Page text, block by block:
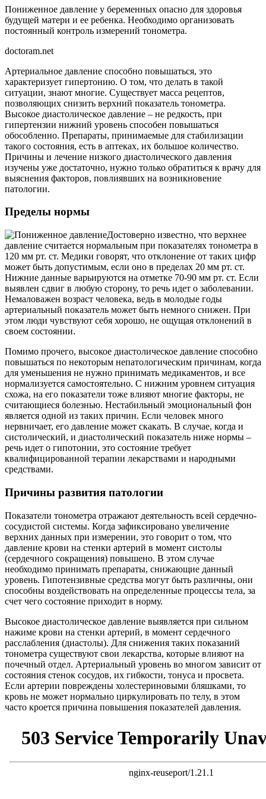
Пониженное давление у беременных опасно для здоровья
будущей матери и ее ребенка. Необходимо организовать
постоянный контроль измерений тонометра.
doctoram.net
Артериальное давление способно повышаться, это
характеризует гипертонию. О том, что делать в такой
ситуации, знают многие. Существует масса рецептов,
позволяющих снизить верхний показатель тонометра.
Высокое диастолическое давление – не редкость, при
гипертензии нижний уровень способен повышаться
обособленно. Препараты, принимаемые для стабилизации
такого состояния, есть в аптеках, их большое количество.
Причины и лечение низкого диастолического давления
изучены уже достаточно, нужно только обратиться к врачу для
выяснения факторов, повлиявших на возникновение
патологии.
Пределы нормы
Достоверно известно, что верхнее
давление считается нормальным при показателях тонометра в
120 мм рт. ст. Медики говорят, что отклонение от таких цифр
может быть допустимым, если оно в пределах 20 мм рт. ст.
Нижние данные варьируются на отметке 70-90 мм рт. ст. Если
выявлен сдвиг в любую сторону, то речь идет о заболевании.
Немаловажен возраст человека, ведь в молодые годы
артериальный показатель может быть немного снижен. При
этом люди чувствуют себя хорошо, не ощущая отклонений в
своем состоянии.
Помимо прочего, высокое диастолическое давление способно
повышаться по некоторым непатологическим причинам, когда
для уменьшения не нужно принимать медикаментов, и все
нормализуется самостоятельно. С нижним уровнем ситуация
схожа, на его показатели тоже влияют многие факторы, не
считающиеся болезнью. Нестабильный эмоциональный фон
является одной из таких причин. Если человек много
нервничает, его давление может скакать. В случае, когда и
систолический, и диастолический показатель ниже нормы –
речь идет о гипотонии, это состояние требует
квалифицированной терапии лекарствами и народными
средствами.
Причины развития патологии
Показатели тонометра отражают деятельность всей сердечно-
сосудистой системы. Когда зафиксировано увеличение
верхних данных при измерении, это говорит о том, что
давление крови на стенки артерий в момент систолы
(сердечного сокращения) повышено. В этом случае
необходимо принимать препараты, снижающие данный
уровень. Гипотензивные средства могут быть различны, они
способны воздействовать на определенные процессы тела, за
счет чего состояние приходит в норму.
Высокое диастолическое давление выявляется при сильном
нажиме крови на стенки артерий, в момент сердечного
расслабления (диастолы). Для снижения таких показаний
тонометра существуют свои лекарства, которые влияют на
почечный отдел. Артериальный уровень во многом зависит от
состояния стенок сосудов, их гибкости, тонуса и просвета.
Если артерии повреждены холестериновыми бляшками, то
кровь не может нормально циркулировать по телу, в этом
часто кроется причина повышения показателей давления.